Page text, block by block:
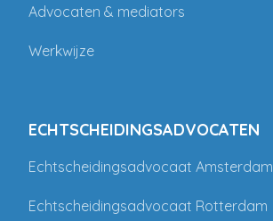
Advocaten & mediators
Werkwijze
ECHTSCHEIDINGSADVOCATEN
Echtscheidingsadvocaat Amsterdam
Echtscheidingsadvocaat Rotterdam